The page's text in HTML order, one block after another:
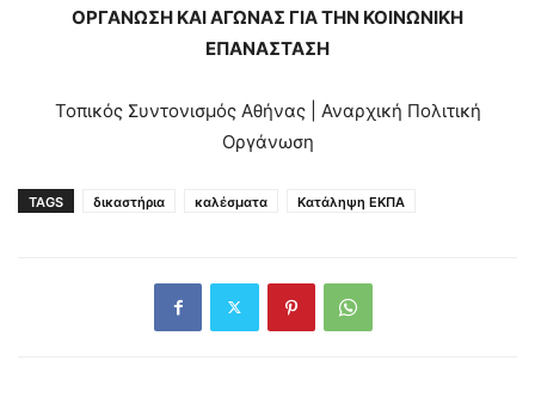
ΟΡΓΑΝΩΣΗ ΚΑΙ ΑΓΩΝΑΣ ΓΙΑ ΤΗΝ ΚΟΙΝΩΝΙΚΗ
ΕΠΑΝΑΣΤΑΣΗ
Τοπικός Συντονισμός Αθήνας | Αναρχική Πολιτική
Οργάνωση
TAGS δικαστήρια καλέσματα Κατάληψη ΕΚΠΑ